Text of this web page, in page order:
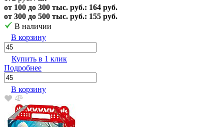
от 100 до 300 тыс. руб.: 164 руб.
от 300 до 500 тыс. руб.: 155 руб.
В наличии
В корзину
Купить в 1 клик
Подробнее
В корзину